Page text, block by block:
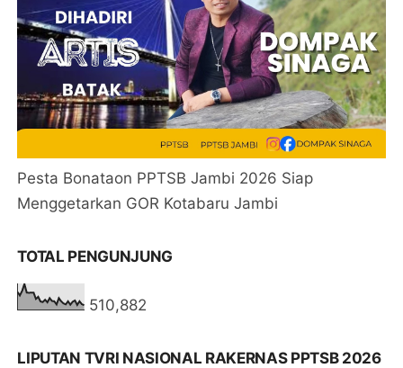
Pesta Bonataon PPTSB Jambi 2026 Siap
Menggetarkan GOR Kotabaru Jambi
TOTAL PENGUNJUNG
510,882
LIPUTAN TVRI NASIONAL RAKERNAS PPTSB 2026